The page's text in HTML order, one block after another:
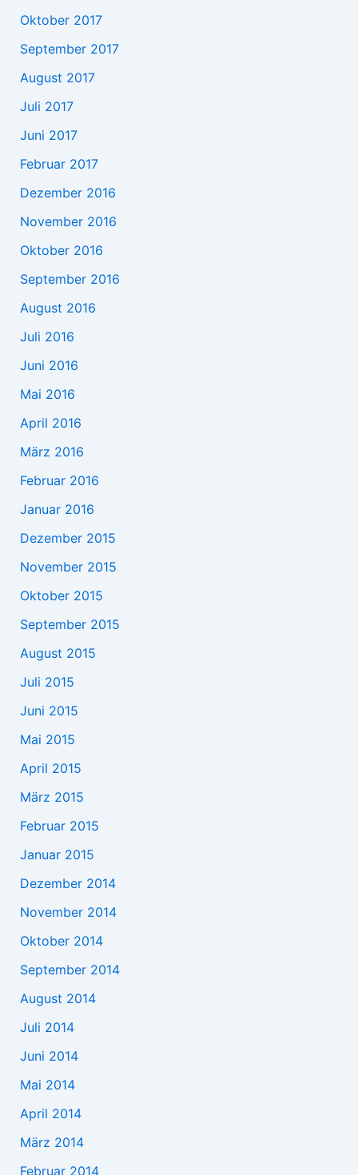
Oktober 2017
September 2017
August 2017
Juli 2017
Juni 2017
Februar 2017
Dezember 2016
November 2016
Oktober 2016
September 2016
August 2016
Juli 2016
Juni 2016
Mai 2016
April 2016
März 2016
Februar 2016
Januar 2016
Dezember 2015
November 2015
Oktober 2015
September 2015
August 2015
Juli 2015
Juni 2015
Mai 2015
April 2015
März 2015
Februar 2015
Januar 2015
Dezember 2014
November 2014
Oktober 2014
September 2014
August 2014
Juli 2014
Juni 2014
Mai 2014
April 2014
März 2014
Februar 2014